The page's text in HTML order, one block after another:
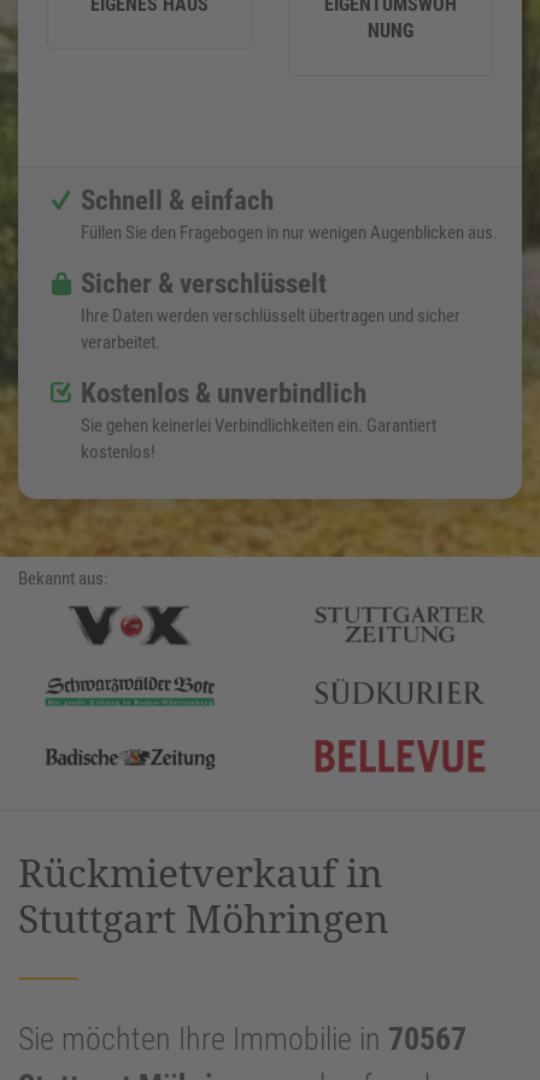
NUNG
Schnell & einfach
Füllen Sie den Fragebogen in nur wenigen Augenblicken aus.
Sicher & verschlüsselt
Ihre Daten werden verschlüsselt übertragen und sicher
verarbeitet.
Kostenlos & unverbindlich
Sie gehen keinerlei Verbindlichkeiten ein. Garantiert
kostenlos!
Bekannt aus:
Rückmietverkauf in
Stuttgart Möhringen
Sie möchten Ihre Immobilie in 70567